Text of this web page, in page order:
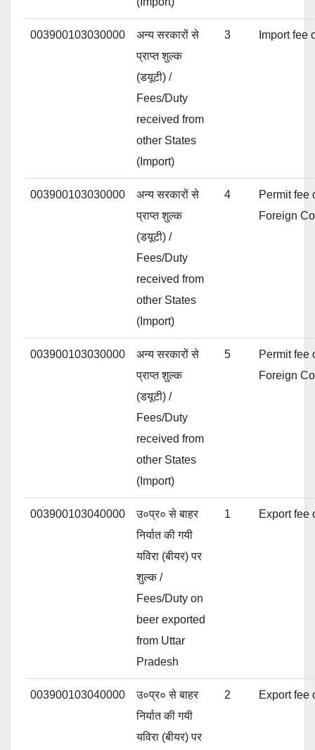
003900103030000
अन्य सरकारों से
प्राप्त शुल्क
(डयूटी) /
Fees/Duty
received from
other States
(Import)
3 Import fee
003900103030000
अन्य सरकारों से
प्राप्त शुल्क
(डयूटी) /
Fees/Duty
received from
other States
(Import)
4
Permit fee
Foreign
003900103030000
अन्य सरकारों से
प्राप्त शुल्क
(डयूटी) /
Fees/Duty
received from
other States
(Import)
5
Permit fee
Foreign
003900103040000
उ०प्र० से बाहर
निर्यात की गयी
यविरा (बीयर) पर
शुल्क /
Fees/Duty on
beer exported
from Uttar
Pradesh
1 Export fee
003900103040000
उ०प्र० से बाहर
निर्यात की गयी
यविरा (बीयर) पर
2 Export fee